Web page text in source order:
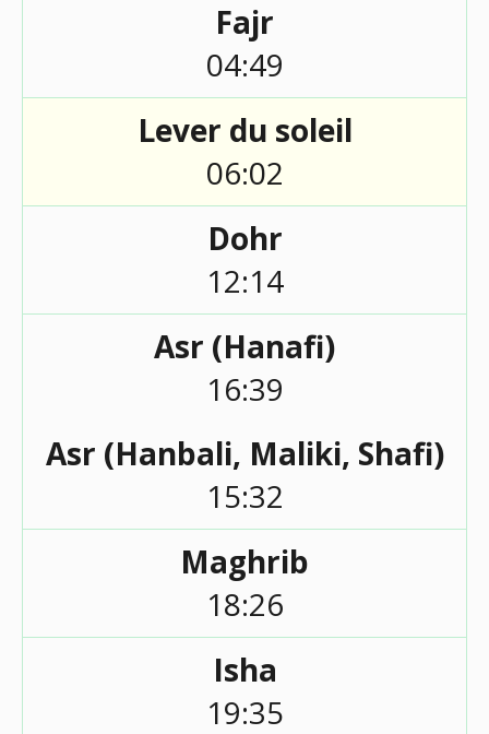
Fajr
04:49
Lever du soleil
06:02
Dohr
12:14
Asr (Hanafi)
16:39
Asr (Hanbali, Maliki, Shafi)
15:32
Maghrib
18:26
Isha
19:35